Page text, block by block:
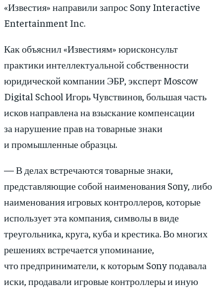
«Известия» направили запрос Sony Interactive
Entertainment Inc.
Как объяснил «Известиям» юрисконсульт
практики интеллектуальной собственности
юридической компании ЭБР, эксперт Moscow
Digital School Игорь Чувствинов, большая часть
исков направлена на взыскание компенсации
за нарушение прав на товарные знаки
и промышленные образцы.
— В делах встречаются товарные знаки,
представляющие собой наименования Sony, либо
наименования игровых контроллеров, которые
использует эта компания, символы в виде
треугольника, круга, куба и крестика. Во многих
решениях встречается упоминание,
что предприниматели, к которым Sony подавала
иски, продавали игровые контроллеры и иную